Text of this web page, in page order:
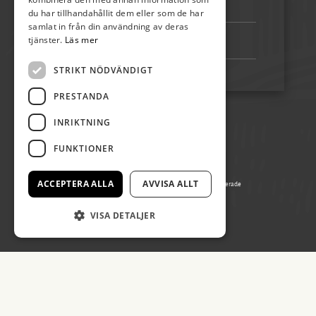
Bankgiro: 5192-4348
Swish: 123 222 02 67
© Copyright 2026 Påskön Öland, alla rättigheter reserverade
Producerad av Gota Media Brand Studio
du har tillhandahållit dem eller som de har
samlat in från din användning av deras
tjänster. Läs mer
STRIKT NÖDVÄNDIGT
PRESTANDA
INRIKTNING
FUNKTIONER
ACCEPTERA ALLA AVVISA ALLT
VISA DETALJER